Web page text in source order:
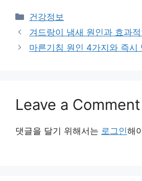
Categories
건강정보
겨드랑이 냄새 원인과 효과
마른기침 원인 4가지와 즉시
Leave a Comment
댓글을 달기 위해서는 로그인해